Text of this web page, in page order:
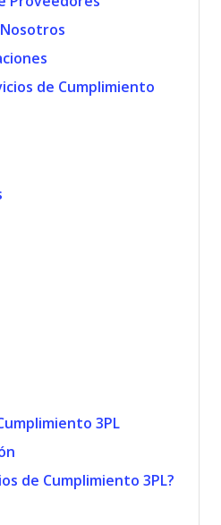
de Cumplimiento
3PL
de Cumplimiento 3PL?